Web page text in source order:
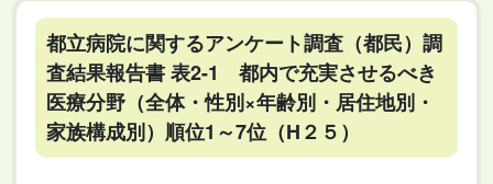
都立病院に関するアンケート調査（都民）調
査結果報告書 表2-1 都内で充実させるべき
医療分野（全体・性別×年齢別・居住地別・
家族構成別）順位1～7位（H２５）